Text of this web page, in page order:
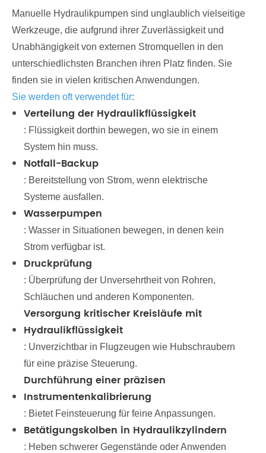
Manuelle Hydraulikpumpen sind unglaublich vielseitige
Werkzeuge, die aufgrund ihrer Zuverlässigkeit und
Unabhängigkeit von externen Stromquellen in den
unterschiedlichsten Branchen ihren Platz finden. Sie
finden sie in vielen kritischen Anwendungen.
Sie werden oft verwendet für:
Verteilung der Hydraulikflüssigkeit
: Flüssigkeit dorthin bewegen, wo sie in einem
System hin muss.
Notfall-Backup
: Bereitstellung von Strom, wenn elektrische
Systeme ausfallen.
Wasserpumpen
: Wasser in Situationen bewegen, in denen kein
Strom verfügbar ist.
Druckprüfung
: Überprüfung der Unversehrtheit von Rohren,
Schläuchen und anderen Komponenten.
Versorgung kritischer Kreisläufe mit
Hydraulikflüssigkeit
: Unverzichtbar in Flugzeugen wie Hubschraubern
für eine präzise Steuerung.
Durchführung einer präzisen
Instrumentenkalibrierung
: Bietet Feinsteuerung für feine Anpassungen.
Betätigungskolben in Hydraulikzylindern
: Heben schwerer Gegenstände oder Anwenden